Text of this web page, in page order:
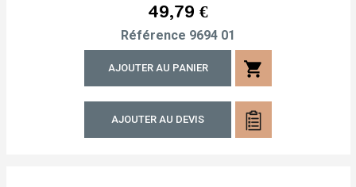
Prix
49,79 €
Référence 9694 01
AJOUTER AU PANIER shopping_cart
AJOUTER AU DEVIS